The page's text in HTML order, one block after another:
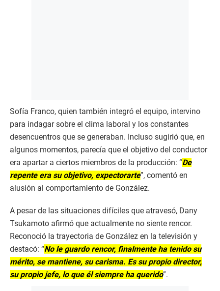
Sofía Franco, quien también integró el equipo, intervino
para indagar sobre el clima laboral y los constantes
desencuentros que se generaban. Incluso sugirió que, en
algunos momentos, parecía que el objetivo del conductor
era apartar a ciertos miembros de la producción: “De
repente era su objetivo, expectorarte”, comentó en
alusión al comportamiento de González.
A pesar de las situaciones difíciles que atravesó, Dany
Tsukamoto afirmó que actualmente no siente rencor.
Reconoció la trayectoria de González en la televisión y
destacó: “No le guardo rencor, finalmente ha tenido su
mérito, se mantiene, su carisma. Es su propio director,
su propio jefe, lo que él siempre ha querido”.